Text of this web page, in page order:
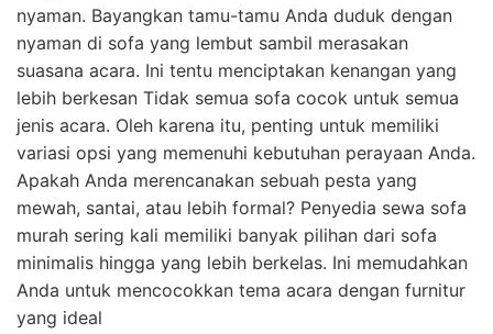
nyaman. Bayangkan tamu-tamu Anda duduk dengan
nyaman di sofa yang lembut sambil merasakan
suasana acara. Ini tentu menciptakan kenangan yang
lebih berkesan Tidak semua sofa cocok untuk semua
jenis acara. Oleh karena itu, penting untuk memiliki
variasi opsi yang memenuhi kebutuhan perayaan Anda.
Apakah Anda merencanakan sebuah pesta yang
mewah, santai, atau lebih formal? Penyedia sewa sofa
murah sering kali memiliki banyak pilihan dari sofa
minimalis hingga yang lebih berkelas. Ini memudahkan
Anda untuk mencocokkan tema acara dengan furnitur
yang ideal